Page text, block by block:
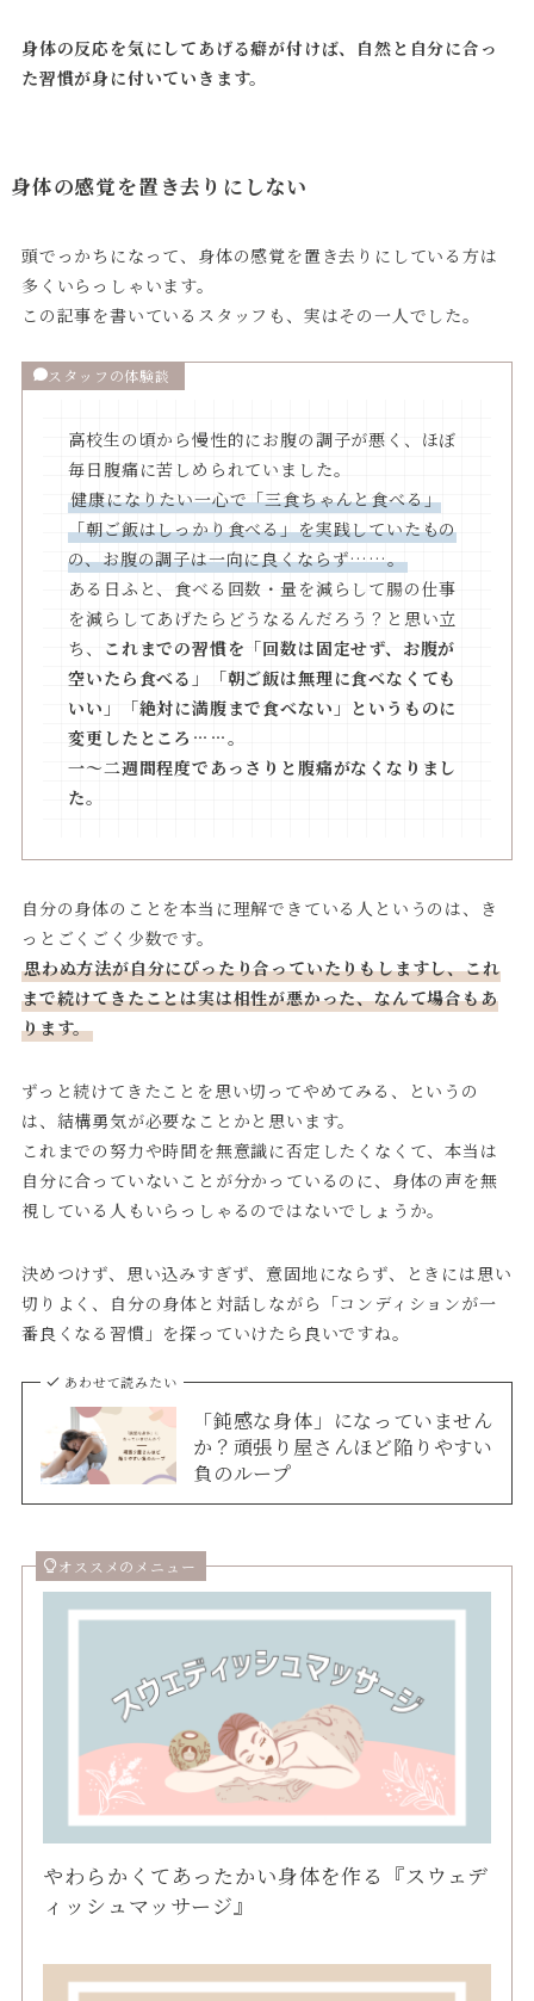
身体の反応を気にしてあげる癖が付けば、自然と自分に合っ
た習慣が身に付いていきます。
身体の感覚を置き去りにしない
頭でっかちになって、身体の感覚を置き去りにしている方は
多くいらっしゃいます。
この記事を書いているスタッフも、実はその一人でした。
スタッフの体験談
高校生の頃から慢性的にお腹の調子が悪く、ほぼ
毎日腹痛に苦しめられていました。
健康になりたい一心で「三食ちゃんと食べる」
「朝ご飯はしっかり食べる」を実践していたもの
の、お腹の調子は一向に良くならず……。
ある日ふと、食べる回数・量を減らして腸の仕事
を減らしてあげたらどうなるんだろう？と思い立
ち、 これまでの習慣を「回数は固定せず、お腹が
空いたら食べる」「朝ご飯は無理に食べなくても
いい」「絶対に満腹まで食べない」というものに
変更したところ……。
一～二週間程度であっさりと腹痛がなくなりまし
た。
自分の身体のことを本当に理解できている人というのは、き
っとごくごく少数です。
思わぬ方法が自分にぴったり合っていたりもしますし、これ
まで続けてきたことは実は相性が悪かった、なんて場合もあ
ります。
ずっと続けてきたことを思い切ってやめてみる、というの
は、結構勇気が必要なことかと思います。
これまでの努力や時間を無意識に否定したくなくて、本当は
自分に合っていないことが分かっているのに、身体の声を無
視している人もいらっしゃるのではないでしょうか。
決めつけず、思い込みすぎず、意固地にならず、ときには思い
切りよく、自分の身体と対話しながら「コンディションが一
番良くなる習慣」を探っていけたら良いですね。
あわせて読みたい
「鈍感な身体」になっていません
か？頑張り屋さんほど陥りやすい
負のループ
オススメのメニュー
やわらかくてあったかい身体を作る『スウェデ
ィッシュマッサージ』